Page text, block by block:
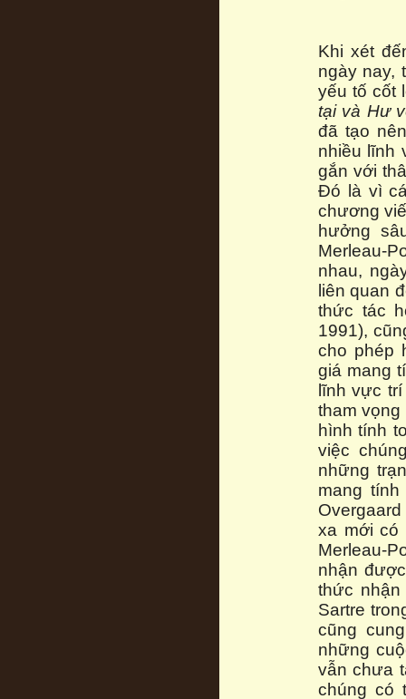
Khi xét
ngày nay,
yếu tố cốt
tại và Hư
đã tạo
nhiều lĩnh
gắn với
Đó là vì
chương
hưởng
Merleau-
nhau,
liên quan
thức tác
1991),
cho phép
giá mang
lĩnh vực
tham
hình tính
việc
những
mang
xa mới có
Merleau-
nhận
thức
Sartre
cũng
những
vẫn chưa
chúng có